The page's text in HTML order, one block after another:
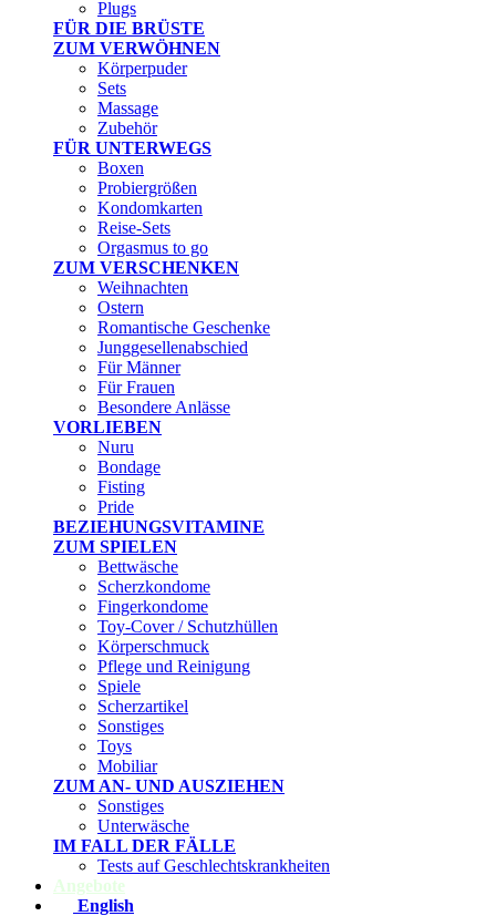
Plugs
FÜR DIE BRÜSTE
ZUM VERWÖHNEN
Körperpuder
Sets
Massage
Zubehör
FÜR UNTERWEGS
Boxen
Probiergrößen
Kondomkarten
Reise-Sets
Orgasmus to go
ZUM VERSCHENKEN
Weihnachten
Ostern
Romantische Geschenke
Junggesellenabschied
Für Männer
Für Frauen
Besondere Anlässe
VORLIEBEN
Nuru
Bondage
Fisting
Pride
BEZIEHUNGSVITAMINE
ZUM SPIELEN
Bettwäsche
Scherzkondome
Fingerkondome
Toy-Cover / Schutzhüllen
Körperschmuck
Pflege und Reinigung
Spiele
Scherzartikel
Sonstiges
Toys
Mobiliar
ZUM AN- UND AUSZIEHEN
Sonstiges
Unterwäsche
IM FALL DER FÄLLE
Tests auf Geschlechtskrankheiten
Angebote
English